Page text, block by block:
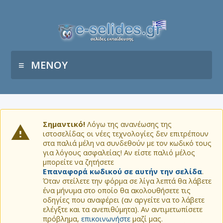
ΜΕΝΟΥ
Σημαντικό! Λόγω της ανανέωσης της
ιστοσελίδας οι νέες τεχνολογίες δεν επιτρέπουν
στα παλιά μέλη να συνδεθούν με τον κωδικό τους
για λόγους ασφαλείας! Αν είστε παλιό μέλος
μπορείτε να ζητήσετε
Επαναφορά κωδικού σε αυτήν την σελίδα.
Όταν στείλετε την φόρμα σε λίγα λεπτά θα λάβετε
ένα μήνυμα στο οποίο θα ακολουθήσετε τις
οδηγίες που αναφέρει (αν αργείτε να το λάβετε
ελέγξτε και τα ανεπιθύμητα). Αν αντιμετωπίσετε
πρόβλημα, επικοινωνήστε μαζί μας.